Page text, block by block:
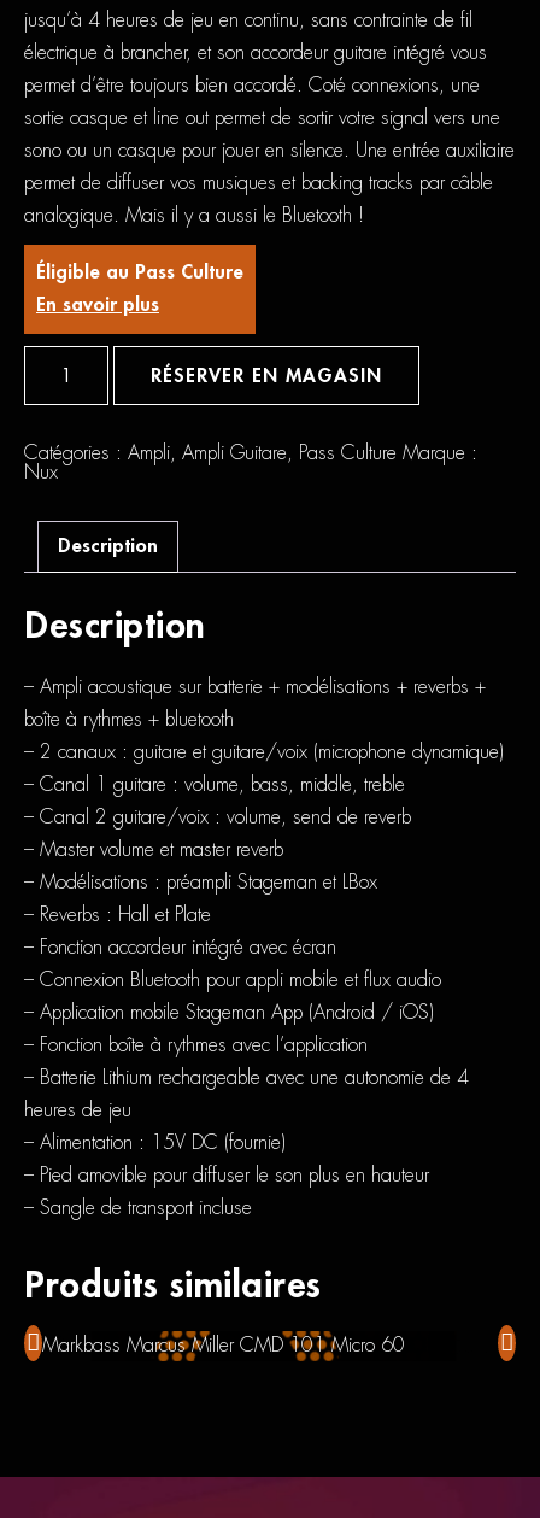
jusqu’à 4 heures de jeu en continu, sans contrainte de fil
électrique à brancher, et son accordeur guitare intégré vous
permet d’être toujours bien accordé. Coté connexions, une
sortie casque et line out permet de sortir votre signal vers une
sono ou un casque pour jouer en silence. Une entrée auxiliaire
permet de diffuser vos musiques et backing tracks par câble
analogique. Mais il y a aussi le Bluetooth !
Éligible au Pass Culture
En savoir plus
RÉSERVER EN MAGASIN
Catégories : Ampli, Ampli Guitare, Pass Culture Marque :
Nux
Description
Description
– Ampli acoustique sur batterie + modélisations + reverbs +
boîte à rythmes + bluetooth
– 2 canaux : guitare et guitare/voix (microphone dynamique)
– Canal 1 guitare : volume, bass, middle, treble
– Canal 2 guitare/voix : volume, send de reverb
– Master volume et master reverb
– Modélisations : préampli Stageman et LBox
– Reverbs : Hall et Plate
– Fonction accordeur intégré avec écran
– Connexion Bluetooth pour appli mobile et flux audio
– Application mobile Stageman App (Android / iOS)
– Fonction boîte à rythmes avec l’application
– Batterie Lithium rechargeable avec une autonomie de 4
heures de jeu
– Alimentation : 15V DC (fournie)
– Pied amovible pour diffuser le son plus en hauteur
– Sangle de transport incluse
Produits similaires
Markbass Marcus Miller CMD 101 Micro 60